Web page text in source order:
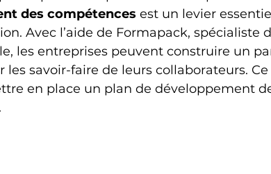
des compétences est un levier
Avec l’aide de Formapack, spécialiste
les entreprises peuvent construire un
les savoir-faire de leurs collaborateurs.
en place un plan de développement